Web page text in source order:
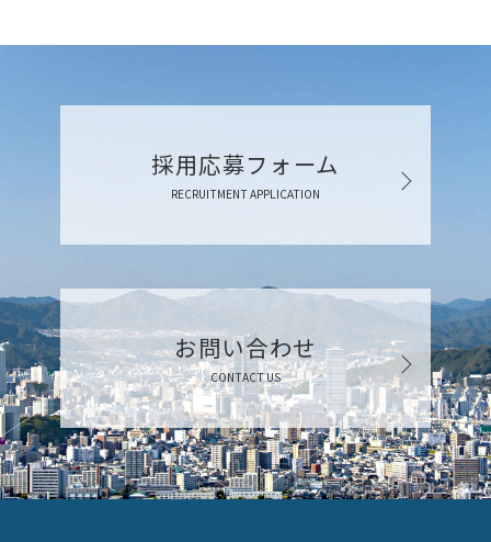
採用応募フォーム
RECRUITMENT APPLICATION
お問い合わせ
CONTACT US